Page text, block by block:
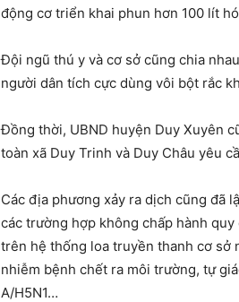
động cơ triển khai phun hơn 100 lít
Đội ngũ thú y và cơ sở cũng chia
người dân tích cực dùng vôi bột rắc
Đồng thời, UBND huyện Duy Xuyên
toàn xã Duy Trinh và Duy Châu yêu
Các địa phương xảy ra dịch cũng đã
các trường hợp không chấp hành
trên hệ thống loa truyền thanh cơ sở
nhiễm bệnh chết ra môi trường, tự
A/H5N1…